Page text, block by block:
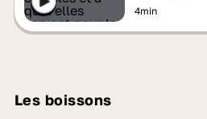
4min
Les boissons